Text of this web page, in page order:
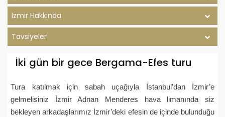
İzmir Hakkında
Tavsiyeler
İki gün bir gece Bergama-Efes turu
Tura katılmak için sabah uçağıyla İstanbul’dan İzmir’e
gelmelisiniz İzmir Adnan Menderes hava limanında siz
bekleyen arkadaşlarımız İzmir’deki efesin de içinde bulunduğu